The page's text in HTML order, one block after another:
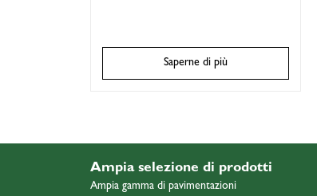
Saperne di più
Ampia selezione di prodotti
Ampia gamma di pavimentazioni